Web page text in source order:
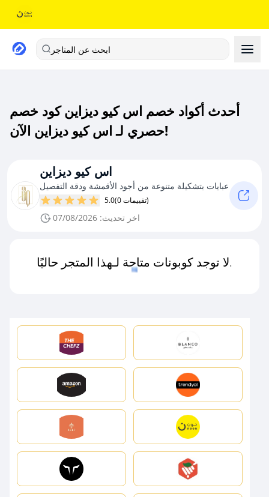
ابحث عن المتاجر
أحدث أكواد خصم اس كيو ديزاين كود خصم
حصري لـ اس كيو ديزاين الآن!
اس كيو ديزاين
عبايات بتشكيلة متنوعة من أجود الأقمشة ودقة التفصيل
5.0 (0 تقييمات)
اخر تحديث: 07/08/2026
لا توجد كوبونات متاحة لـهذا المتجر حاليًا.